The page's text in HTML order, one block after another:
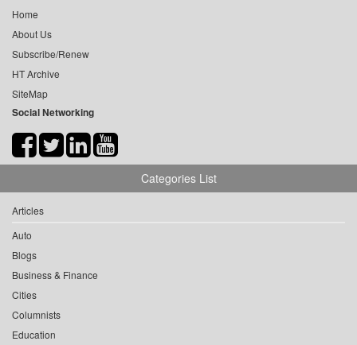
Home
About Us
Subscribe/Renew
HT Archive
SiteMap
Social Networking
Categories List
Articles
Auto
Blogs
Business & Finance
Cities
Columnists
Education